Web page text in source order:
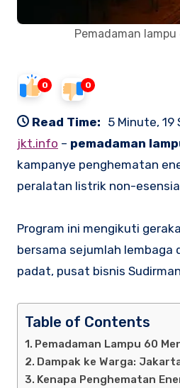
Pemadaman
0 0
Read Time: 5 Minute, 19
jkt.info – pemadaman
kampanye penghematan
peralatan listrik non-
Program ini mengikuti
bersama sejumlah
padat, pusat bisnis
Table of Contents
Pemadaman Lampu 60
Dampak ke Warga:
Kenapa Penghematan